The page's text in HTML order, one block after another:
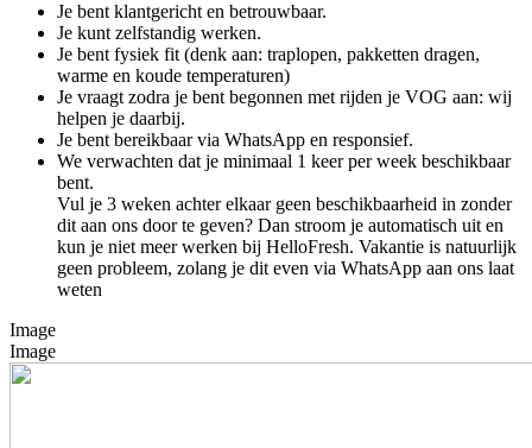
Je bent klantgericht en betrouwbaar.
Je kunt zelfstandig werken.
Je bent fysiek fit (denk aan: traplopen, pakketten dragen,
warme en koude temperaturen)
Je vraagt zodra je bent begonnen met rijden je VOG aan: wij
helpen je daarbij.
Je bent bereikbaar via WhatsApp en responsief.
We verwachten dat je minimaal 1 keer per week beschikbaar
bent.
Vul je 3 weken achter elkaar geen beschikbaarheid in zonder
dit aan ons door te geven? Dan stroom je automatisch uit en
kun je niet meer werken bij HelloFresh. Vakantie is natuurlijk
geen probleem, zolang je dit even via WhatsApp aan ons laat
weten
Image
Image